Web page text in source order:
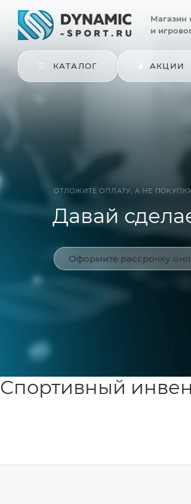
Магазин
и
КАТАЛОГ АКЦИИ
ОТЛОЖИТЕ ОПЛАТУ, А НЕ
Давай
Оформите рассрочку
Спортивный